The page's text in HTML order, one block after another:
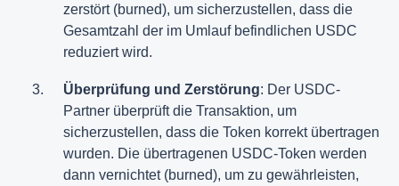
zerstört (burned), um sicherzustellen, dass die
Gesamtzahl der im Umlauf befindlichen USDC
reduziert wird.
Überprüfung und Zerstörung: Der USDC-
Partner überprüft die Transaktion, um
sicherzustellen, dass die Token korrekt übertragen
wurden. Die übertragenen USDC-Token werden
dann vernichtet (burned), um zu gewährleisten,